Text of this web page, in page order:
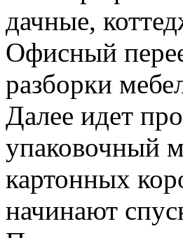
дачные,
Офисный
разборки
Далее идет
упаковочный
картонных
начинают